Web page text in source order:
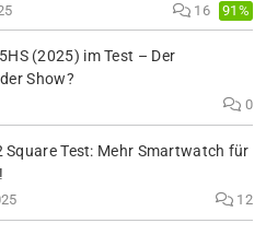
16 91%
(2025) im Test – Der
Show?
0
Square Test: Mehr Smartwatch für
12